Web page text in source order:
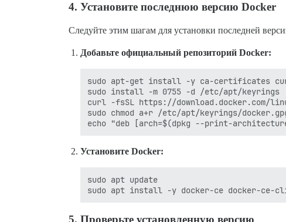
4. Установите последнюю версию Docker
Следуйте этим шагам для установки последней
Добавьте официальный репозиторий Docker:
sudo apt-get install -y ca-certificates
sudo install -m 0755 -d /etc/apt/keyrings
curl -fsSL https://download.docker.com/
sudo chmod a+r /etc/apt/keyrings/
Установите Docker:
sudo apt update
5. Проверьте установленную версию